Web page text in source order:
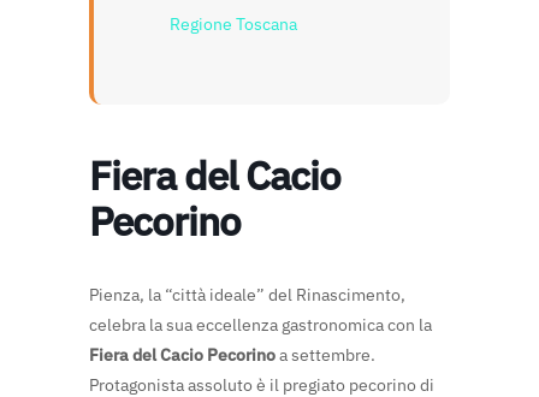
Regione Toscana
Fiera del Cacio
Pecorino
Pienza, la “città ideale” del Rinascimento,
celebra la sua eccellenza gastronomica con la
Fiera del Cacio Pecorinoa settembre.
Protagonista assoluto è il pregiato pecorino di